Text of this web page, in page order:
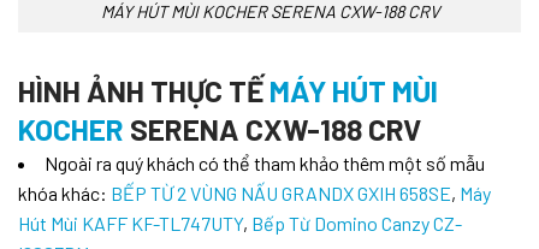
MÁY HÚT MÙI KOCHER SERENA CXW-188 CRV
HÌNH ẢNH THỰC TẾ MÁY HÚT MÙI
KOCHER SERENA CXW-188 CRV
Ngoài ra quý khách có thể tham khảo thêm một số mẫu
khóa khác: BẾP TỪ 2 VÙNG NẤU GRANDX GXIH 658SE, Máy
Hút Mùi KAFF KF-TL747UTY, Bếp Từ Domino Canzy CZ-